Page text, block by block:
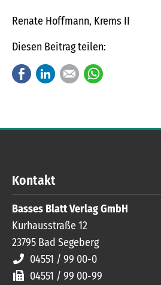
Renate Hoffmann, Krems II
Diesen Beitrag teilen:
FacebookLinkedInE-mail
Kontakt
Basses Blatt Verlag GmbH
Kurhausstraße 12
23795 Bad Segeberg
04551 / 99 00-0
04551 / 99 00-99